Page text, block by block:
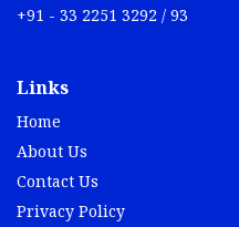
+91 - 33 2251 3292 / 93
Links
Home
About Us
Contact Us
Privacy Policy